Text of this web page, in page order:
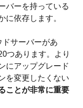
バーを持っている
依存します。
サーバーがあ
つあります。より
にアップグレード
を変更したくない
ことが非常に重要